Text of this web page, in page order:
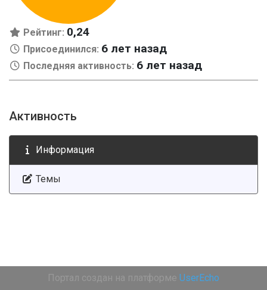
Рейтинг: 0,24
Присоединился: 6 лет назад
Последняя активность: 6 лет назад
Активность
Информация
Темы
Портал создан на платформе UserEcho